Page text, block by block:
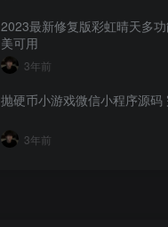
2023最新修复版彩虹晴天多
美可用
3年前
抛硬币小游戏微信小程序源码
3年前